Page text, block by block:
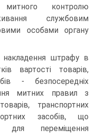
митного контролю
службовим
особами органу
накладення штрафу в
вартості товарів,
- безпосередніх
митних правил з
транспортних
засобів, що
для переміщення